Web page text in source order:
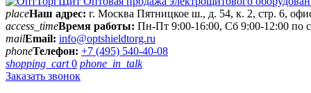
placeНаш адрес: г. Москва Пятницкое ш., д. 54, к. 2, стр. 6,
access_timeВремя работы: Пн-Пт 9:00-16:00, Сб 9:00-12:00 по
mailEmail: info@optshieldtorg.ru
phoneТелефон: +7 (495) 540-40-08
shopping_cart 0 phone_in_talk
Заказать звонок